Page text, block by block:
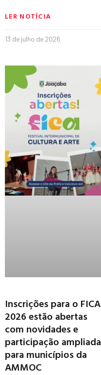
LER NOTÍCIA
13 de julho de 2026
Inscrições para o FICA
2026 estão abertas
com novidades e
participação ampliada
para municípios da
AMMOC